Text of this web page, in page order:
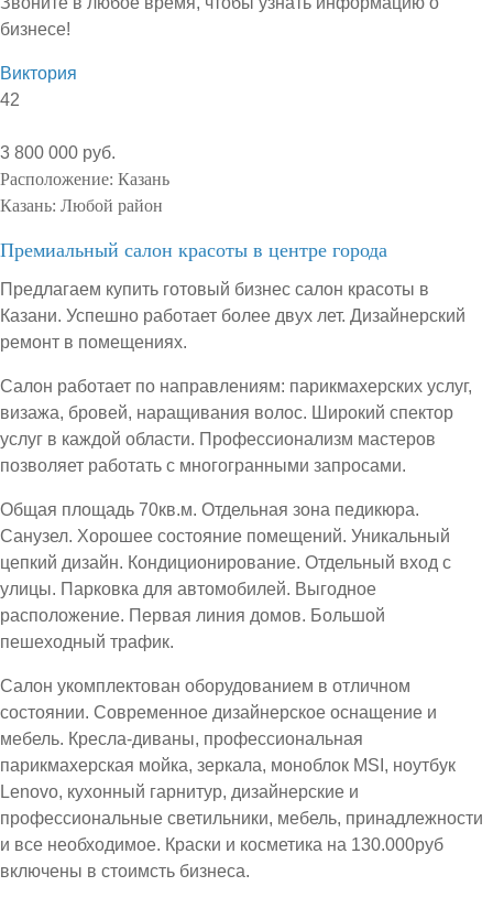
бизнесе!
Виктория
42
3 800 000 руб.
Расположение: Казань
Казань: Любой район
Премиальный салон красоты в центре города
Предлагаем купить готовый бизнес салон красоты в
Казани. Успешно работает более двух лет. Дизайнерский
ремонт в помещениях.
Салон работает по направлениям: парикмахерских услуг,
визажа, бровей, наращивания волос. Широкий спектор
услуг в каждой области. Профессионализм мастеров
позволяет работать с многогранными запросами.
Общая площадь 70кв.м. Отдельная зона педикюра.
Санузел. Хорошее состояние помещений. Уникальный
цепкий дизайн. Кондиционирование. Отдельный вход с
улицы. Парковка для автомобилей. Выгодное
расположение. Первая линия домов. Большой
пешеходный трафик.
Салон укомплектован оборудованием в отличном
состоянии. Современное дизайнерское оснащение и
мебель. Кресла-диваны, профессиональная
парикмахерская мойка, зеркала, моноблок MSI, ноутбук
Lenovo, кухонный гарнитур, дизайнерские и
профессиональные светильники, мебель, принадлежности
и все необходимое. Краски и косметика на 130.000руб
включены в стоимсть бизнеса.